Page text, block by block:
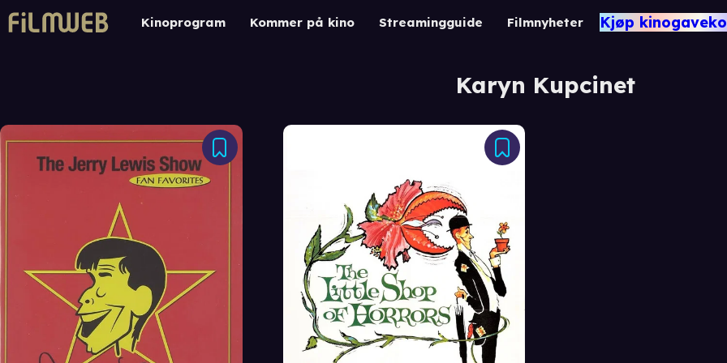
Kinoprogram Kommer på kino Streamingguide Filmnyheter Kjøp
Karyn Kupcinet